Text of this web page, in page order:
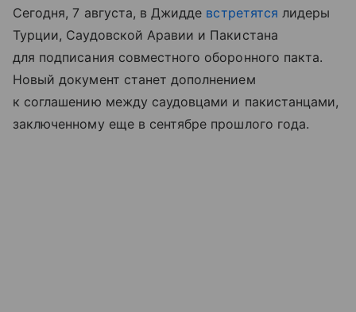
Сегодня, 7 августа, в Джидде встретятся лидеры
Турции, Саудовской Аравии и Пакистана
для подписания совместного оборонного пакта.
Новый документ станет дополнением
к соглашению между саудовцами и пакистанцами,
заключенному еще в сентябре прошлого года.